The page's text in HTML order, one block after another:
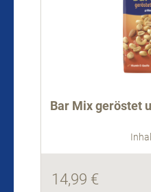
Bar Mix geröstet
14,99 €